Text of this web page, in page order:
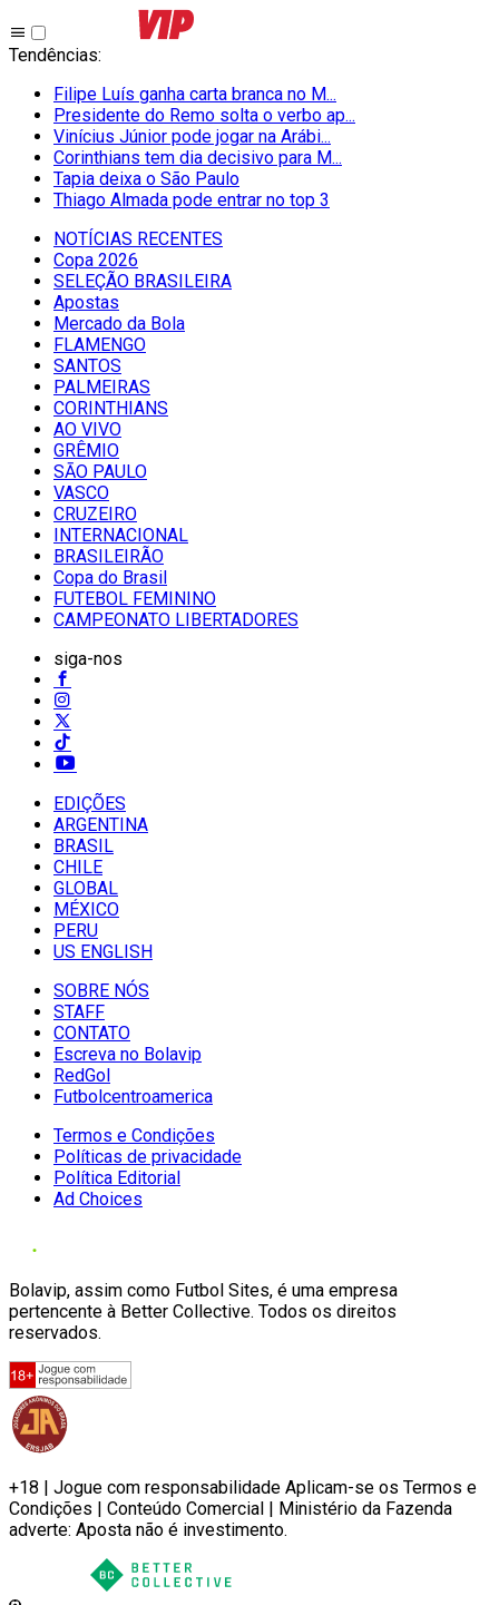
Tendências:
Filipe Luís ganha carta branca no M...
Presidente do Remo solta o verbo ap...
Vinícius Júnior pode jogar na Arábi...
Corinthians tem dia decisivo para M...
Tapia deixa o São Paulo
Thiago Almada pode entrar no top 3
NOTÍCIAS RECENTES
Copa 2026
SELEÇÃO BRASILEIRA
Apostas
Mercado da Bola
FLAMENGO
SANTOS
PALMEIRAS
CORINTHIANS
AO VIVO
GRÊMIO
SĀO PAULO
VASCO
CRUZEIRO
INTERNACIONAL
BRASILEIRÃO
Copa do Brasil
FUTEBOL FEMININO
CAMPEONATO LIBERTADORES
siga-nos
EDIÇÕES
ARGENTINA
BRASIL
CHILE
GLOBAL
MÉXICO
PERU
US ENGLISH
SOBRE NÓS
STAFF
CONTATO
Escreva no Bolavip
RedGol
Futbolcentroamerica
Termos e Condições
Políticas de privacidade
Política Editorial
Ad Choices
Bolavip, assim como Futbol Sites, é uma empresa
pertencente à Better Collective. Todos os direitos
reservados.
+18 | Jogue com responsabilidade Aplicam-se os Termos e
Condições | Conteúdo Comercial | Ministério da Fazenda
adverte: Aposta não é investimento.